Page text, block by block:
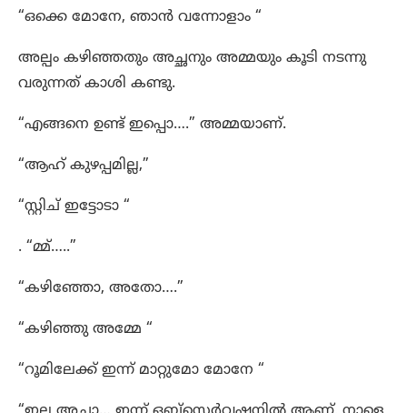
“ഒക്കെ മോനേ, ഞാൻ വന്നോളാം “
അല്പം കഴിഞ്ഞതും അച്ഛനും അമ്മയും കൂടി നടന്നു
വരുന്നത് കാശി കണ്ടു.
“എങ്ങനെ ഉണ്ട് ഇപ്പൊ….” അമ്മയാണ്.
“ആഹ് കുഴപ്പമില്ല,”
“സ്റ്റിച് ഇട്ടോടാ “
. “മ്മ്…..”
“കഴിഞ്ഞോ, അതോ….”
“കഴിഞ്ഞു അമ്മേ “
“റൂമിലേക്ക് ഇന്ന് മാറ്റുമോ മോനേ “